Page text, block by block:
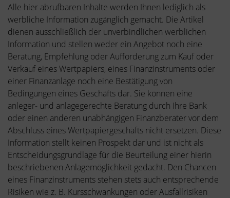
Alle hier abrufbaren Inhalte werden Ihnen lediglich als
werbliche Information zugänglich gemacht. Die Artikel
dienen ausschließlich der unverbindlichen werblichen
Information und stellen weder ein Angebot noch eine
Beratung, Empfehlung oder Aufforderung zum Kauf oder
Verkauf eines Wertpapiers, eines Finanzinstruments oder
einer Finanzanlage noch eine Bestätigung von
Bedingungen eines Geschäfts dar. Sie können eine
anleger- und anlagegerechte Beratung durch Ihre Bank
oder einen anderen unabhängigen Finanzberater vor dem
Abschluss eines Wertpapiergeschäfts nicht ersetzen. Diese
Information stellt keinen Prospekt dar und ist nicht als
Entscheidungsgrundlage für die Beurteilung einer hierin
beschriebenen Anlagemöglichkeit gedacht. Den Chancen
eines Finanzinstruments stehen stets auch entsprechende
Risiken wie z. B. Kursschwankungen oder Ausfallrisiken